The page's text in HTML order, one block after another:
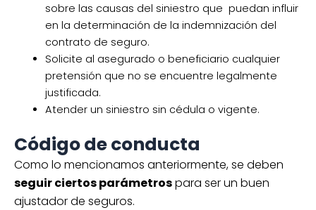
sobre las causas del siniestro que puedan influir
en la determinación de la indemnización del
contrato de seguro.
Solicite al asegurado o beneficiario cualquier
pretensión que no se encuentre legalmente
justificada.
Atender un siniestro sin cédula o vigente.
Código de conducta
Como lo mencionamos anteriormente, se deben
seguir ciertos parámetrospara ser un buen
ajustador de seguros.